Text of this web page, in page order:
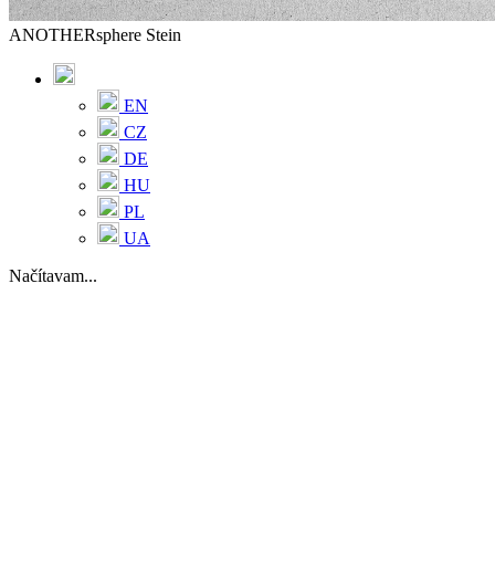
ANOTHERsphere Stein
EN
CZ
DE
HU
PL
UA
Načítavam...